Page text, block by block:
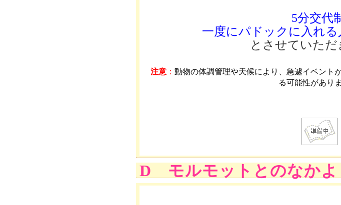
5分交代
一度にパドックに入れ
とさせていただ
注意 ： 動物の体調管理や天候により、急遽イベント
る可能性があり
D モルモットとのなかよ